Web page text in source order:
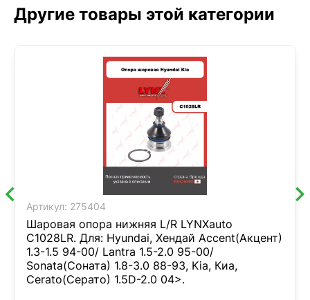
Другие товары этой категории
Артикул: 275404
Шаровая опора нижняя L/R LYNXauto
C1028LR. Для: Hyundai, Хендай Accent(Акцент)
1.3-1.5 94-00/ Lantra 1.5-2.0 95-00/
Sonata(Соната) 1.8-3.0 88-93, Kia, Киа,
Cerato(Серато) 1.5D-2.0 04>.